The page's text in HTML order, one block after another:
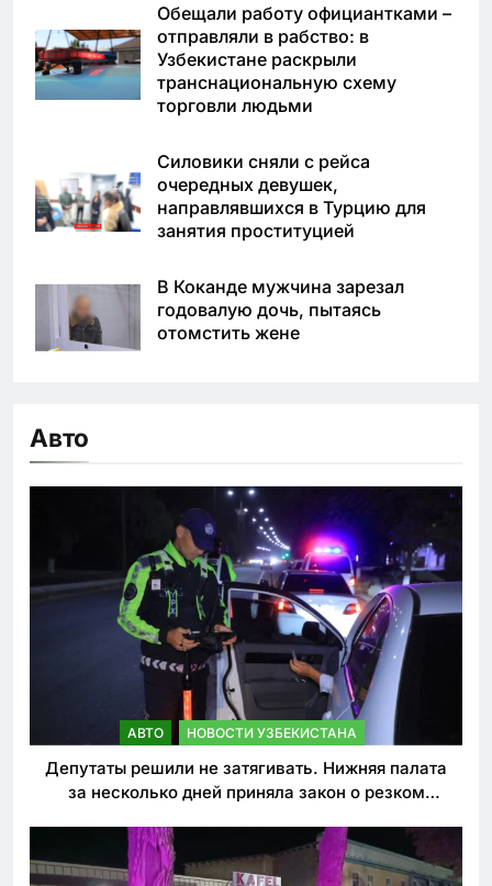
Обещали работу официантками –
отправляли в рабство: в
Узбекистане раскрыли
транснациональную схему
торговли людьми
Силовики сняли с рейса
очередных девушек,
направлявшихся в Турцию для
занятия проституцией
В Коканде мужчина зарезал
годовалую дочь, пытаясь
отомстить жене
Авто
АВТО НОВОСТИ УЗБЕКИСТАНА
Депутаты решили не затягивать. Нижняя палата
за несколько дней приняла закон о резком